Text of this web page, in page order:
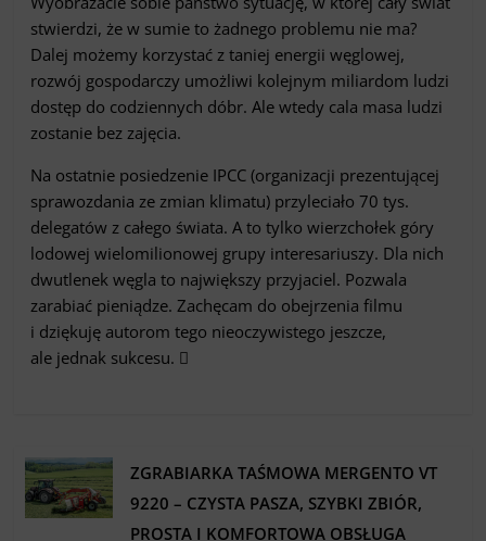
stwierdzi, że w sumie to żadnego problemu nie ma?
Dalej możemy korzystać z taniej energii węglowej,
rozwój gospodarczy umożliwi kolejnym miliardom ludzi
dostęp do codziennych dóbr. Ale wtedy cala masa ludzi
zostanie bez zajęcia.
Na ostatnie posiedzenie IPCC (organizacji prezentującej
sprawozdania ze zmian klimatu) przyleciało 70 tys.
delegatów z całego świata. A to tylko wierzchołek góry
lodowej wielomilionowej grupy interesariuszy. Dla nich
dwutlenek węgla to największy przyjaciel. Pozwala
zarabiać pieniądze. Zachęcam do obejrzenia filmu
i dziękuję autorom tego nieoczywistego jeszcze,
ale jednak sukcesu. 
ZGRABIARKA TAŚMOWA MERGENTO VT
9220 – CZYSTA PASZA, SZYBKI ZBIÓR,
PROSTA I KOMFORTOWA OBSŁUGA